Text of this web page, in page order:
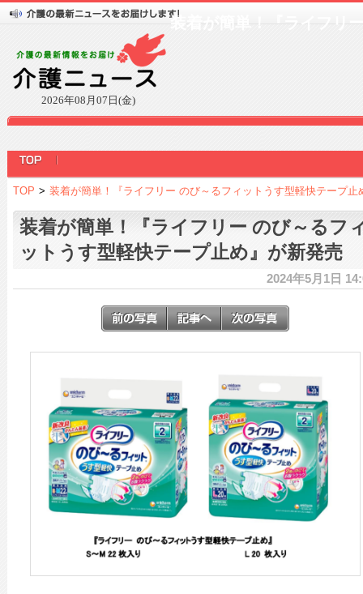
2026年08月07日(金)
装着が簡単！『ライフリ
TOP > 装着が簡単！『ライフリー のび～るフィットうす型軽快テープ止
装着が簡単！『ライフリー のび～るフ
ットうす型軽快テープ止め』が新発売
2024年5月1日